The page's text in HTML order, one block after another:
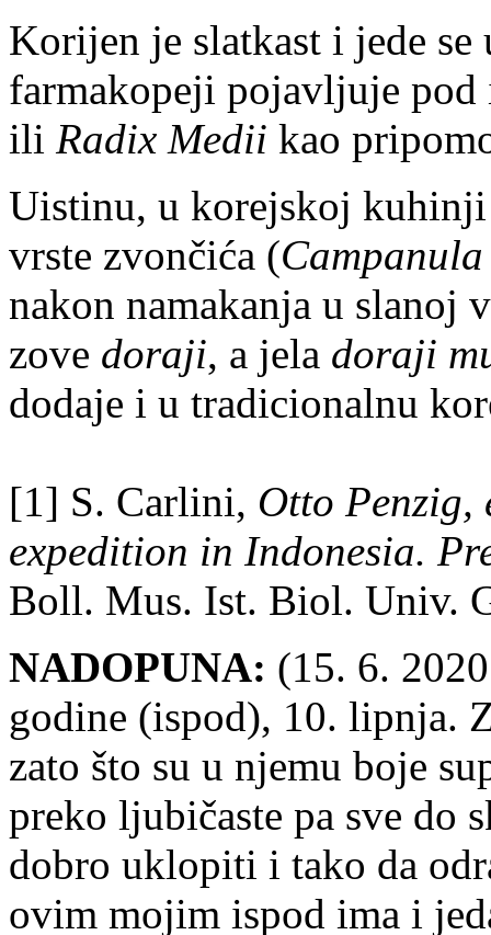
Korijen je slatkast i jede se
farmakopeji pojavljuje
ili Radix Medii kao
Uistinu, u korejskoj kuhinji
vrste zvončića (
nakon namakanja u slanoj
zove doraji, a jela doraji
dodaje i u tradicionalnu
[1] S. Carlini, Otto Penzig,
expedition in Indonesia.
Boll. Mus. Ist. Biol. Univ.
NADOPUNA: (15. 6.
godine (ispod), 10. lipnja.
zato što su u njemu boje
preko ljubičaste pa sve do
dobro uklopiti i tako da
ovim mojim ispod ima i